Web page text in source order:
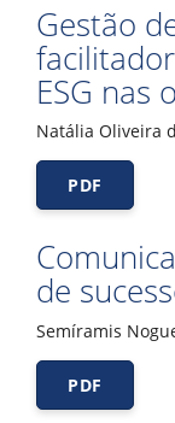
Gestão
ESG nas
Natália Oliveira
PDF
de
Semíramis
PDF